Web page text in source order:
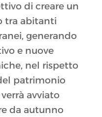
di creare un
tra abitanti
generando
e nuove
nel rispetto
patrimonio
avviato
da autunno